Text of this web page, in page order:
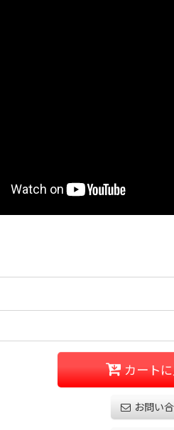
カート
お問い